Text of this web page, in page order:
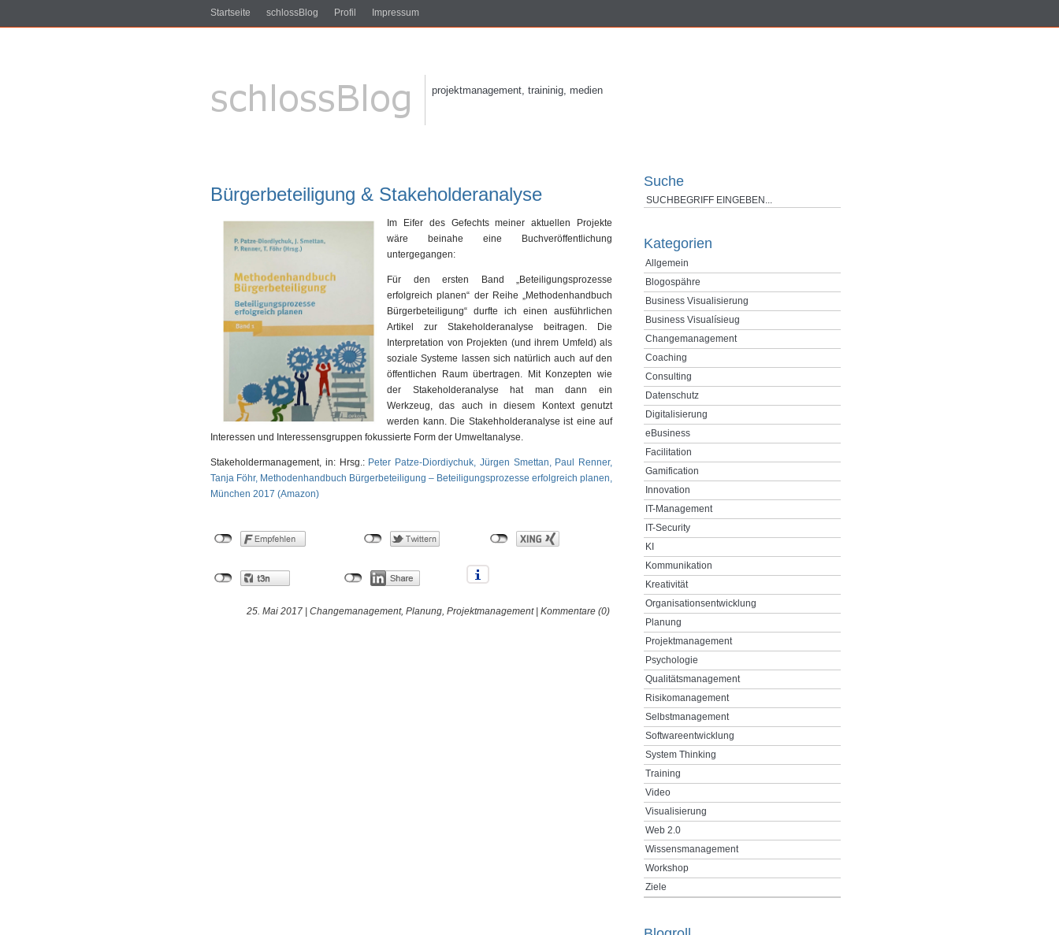
Startseite schlossBlog Profil Impressum
projektmanagement, traininig, medien
Bürgerbeteiligung & Stakeholderanalyse
Im Eifer des Gefechts meiner aktuellen Projekte
wäre beinahe eine Buchveröffentlichung
untergegangen:
Für den ersten Band „Beteiligungsprozesse
erfolgreich planen“ der Reihe „Methodenhandbuch
Bürgerbeteiligung“ durfte ich einen ausführlichen
Artikel zur Stakeholderanalyse beitragen. Die
Interpretation von Projekten (und ihrem Umfeld) als
soziale Systeme lassen sich natürlich auch auf den
öffentlichen Raum übertragen. Mit Konzepten wie
der Stakeholderanalyse hat man dann ein
Werkzeug, das auch in diesem Kontext genutzt
werden kann. Die Stakehholderanalyse ist eine auf
Interessen und Interessensgruppen fokussierte Form der Umweltanalyse.
Stakeholdermanagement, in: Hrsg.: Peter Patze-Diordiychuk, Jürgen Smettan, Paul Renner,
Tanja Föhr, Methodenhandbuch Bürgerbeteiligung – Beteiligungsprozesse erfolgreich planen,
München 2017 (Amazon)
25. Mai 2017 | Changemanagement, Planung, Projektmanagement Kommentare (0)
Suche
Kategorien
Allgemein
Blogospähre
Business Visualisierung
Business Visualísieug
Changemanagement
Coaching
Consulting
Datenschutz
Digitalisierung
eBusiness
Facilitation
Gamification
Innovation
IT-Management
IT-Security
KI
Kommunikation
Kreativität
Organisationsentwicklung
Planung
Projektmanagement
Psychologie
Qualitätsmanagement
Risikomanagement
Selbstmanagement
Softwareentwicklung
System Thinking
Training
Video
Visualisierung
Web 2.0
Wissensmanagement
Workshop
Ziele